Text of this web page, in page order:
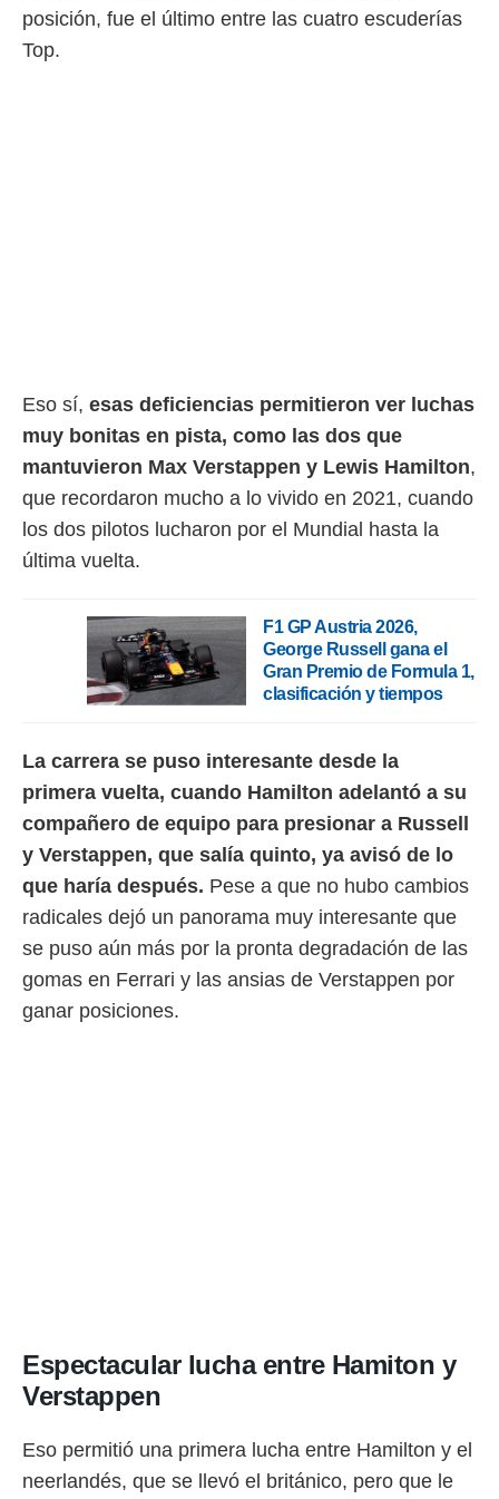
datos
o acceder
utilizar
el
de
a través
de
de
uso de
con el
posición, fue el último entre las cuatro escuderías
Top.
Eso sí, esas deficiencias permitieron ver luchas
muy bonitas en pista, como las dos que
mantuvieron Max Verstappen y Lewis Hamilton,
que recordaron mucho a lo vivido en 2021, cuando
los dos pilotos lucharon por el Mundial hasta la
última vuelta.
F1 GP Austria 2026,
George Russell gana el
Gran Premio de Formula 1,
clasificación y tiempos
La carrera se puso interesante desde la
primera vuelta, cuando Hamilton adelantó a su
compañero de equipo para presionar a Russell
y Verstappen, que salía quinto, ya avisó de lo
que haría después. Pese a que no hubo cambios
radicales dejó un panorama muy interesante que
se puso aún más por la pronta degradación de las
gomas en Ferrari y las ansias de Verstappen por
ganar posiciones.
Espectacular lucha entre Hamiton y
Verstappen
Eso permitió una primera lucha entre Hamilton y el
neerlandés, que se llevó el británico, pero que le